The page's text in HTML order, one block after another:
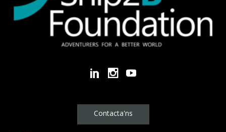
Contacta'ns